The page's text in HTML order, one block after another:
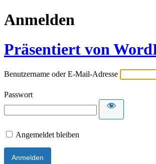
Anmelden
Präsentiert von
Benutzername oder E-Mail-Adresse
Passwort
Angemeldet bleiben